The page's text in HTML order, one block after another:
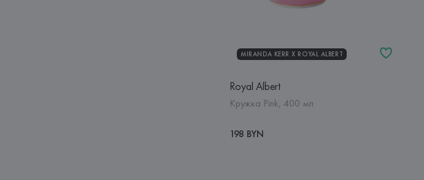
MIRANDA KERR Х ROYAL ALBERT
Royal Albert
Кружка Pink, 400 мл
198 BYN